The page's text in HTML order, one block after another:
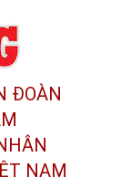
ĐOÀN
NAM